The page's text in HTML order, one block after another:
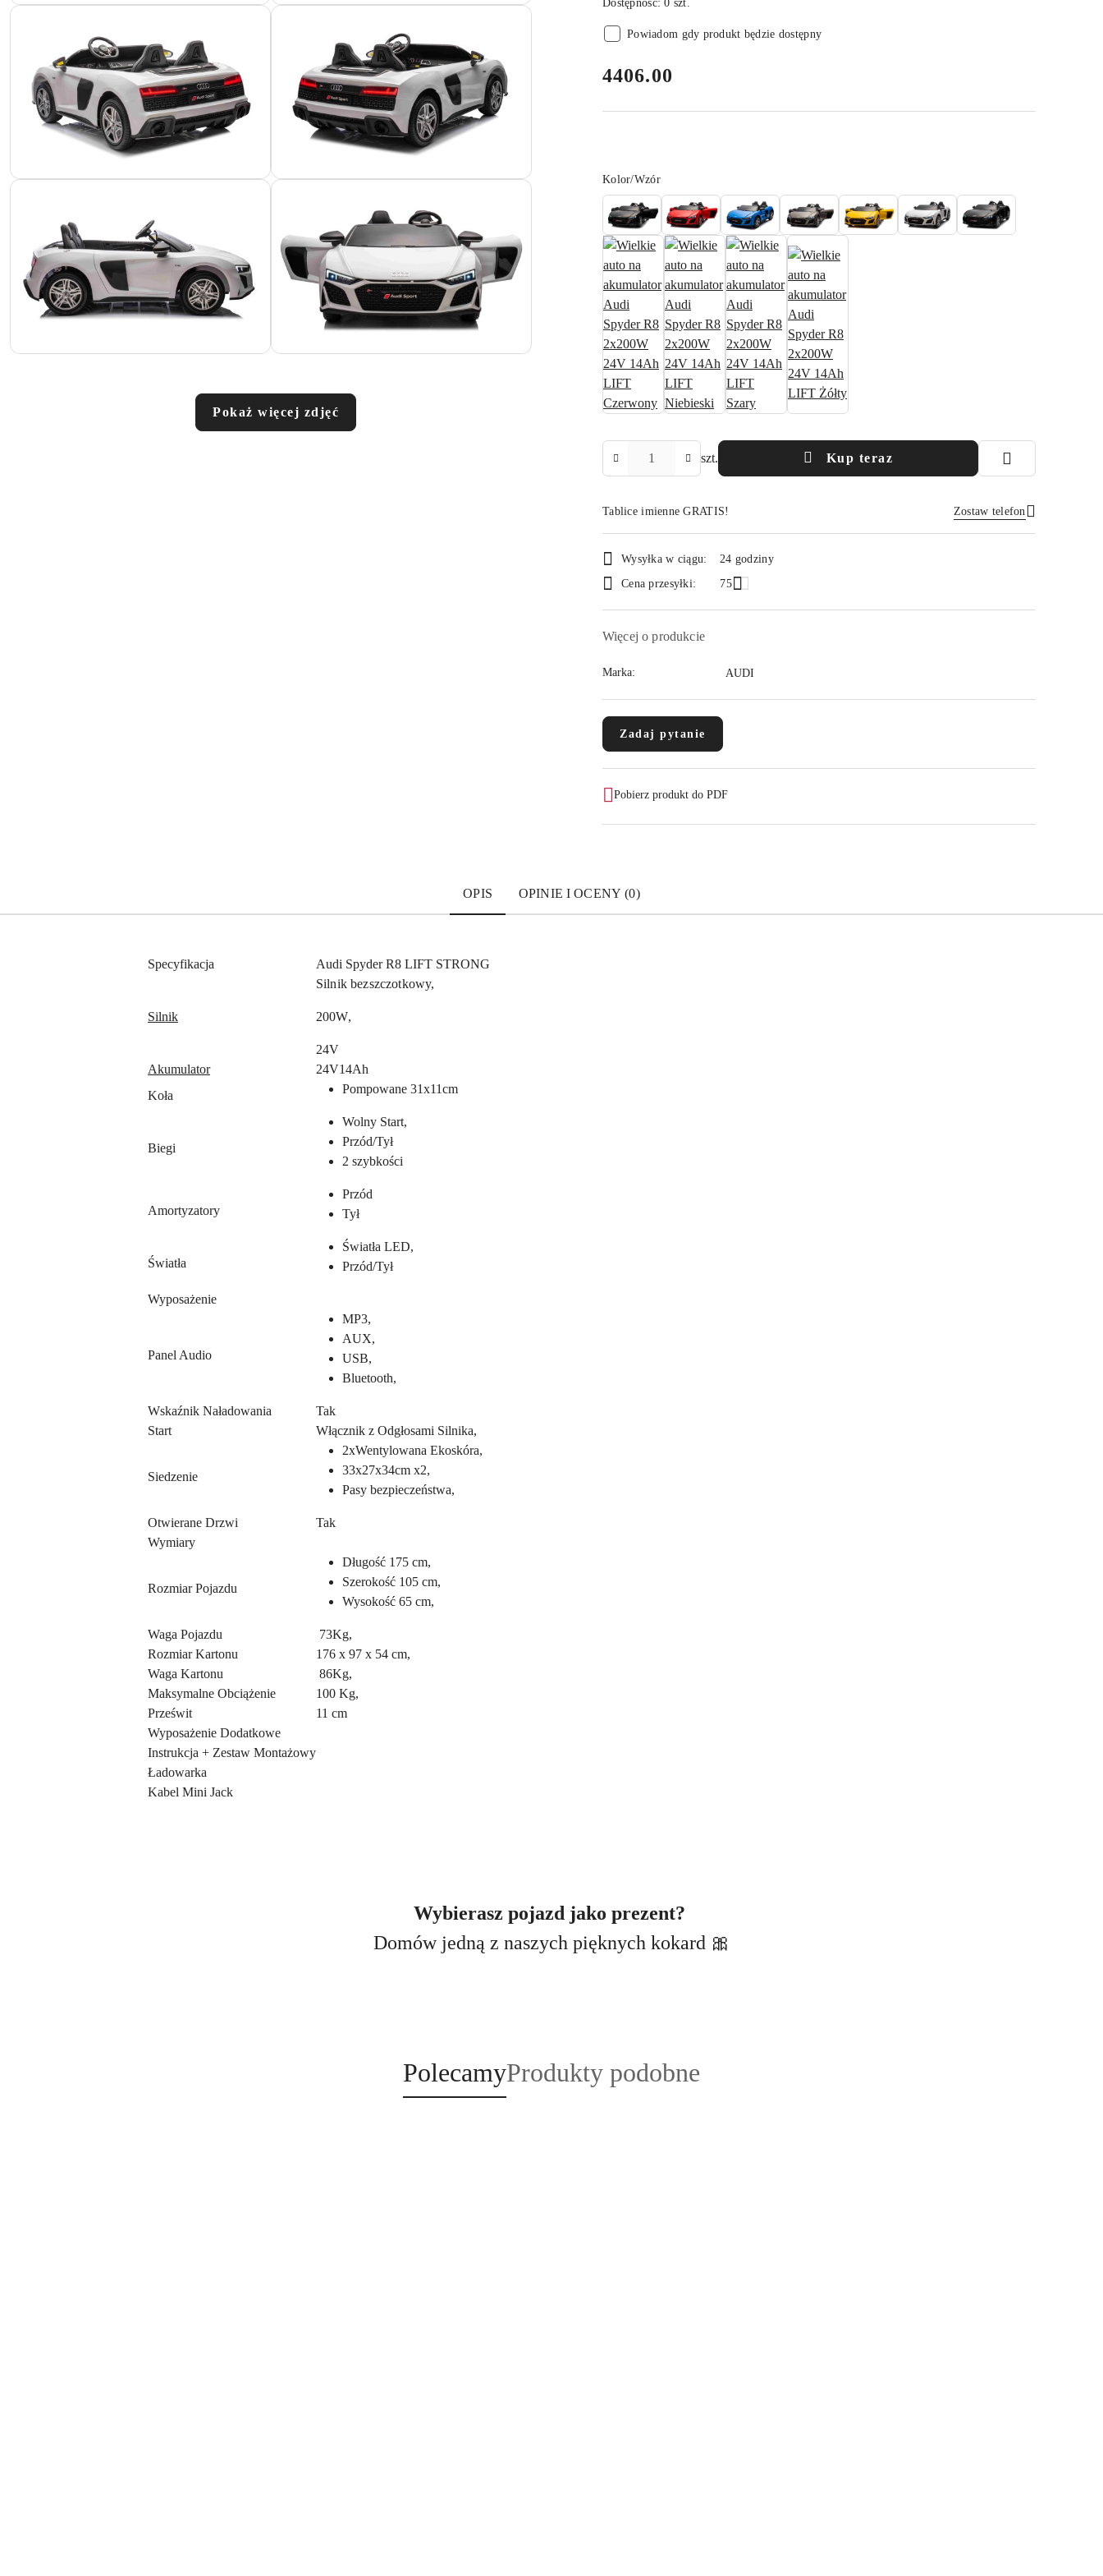
Pokaż więcej zdjęć
Dostępność:0 szt.
Powiadom gdy produkt będzie dostępny
cena:
4406.00
Wariant
Kolor/Wzór
szt. Kup teraz
Tablice imienne GRATIS! Zostaw telefon
Wyślij
Dostępność
i
Wysyłka w ciągu:
24 godziny
Cena przesyłki:
75
Więcej o produkcie
Marka: AUDI
Zadaj pytanie
Pobierz produkt do PDF
OPIS OPINIE I OCENY (0)
Specyfikacja Audi Spyder R8 LIFT STRONG
Silnik
Silnik bezszczotkowy,
200W,
24V
Akumulator
24V14Ah
Koła
Pompowane 31x11cm
Biegi
Wolny Start,
Przód/Tył
2 szybkości
Amortyzatory
Przód
Tył
Światła
Światła LED,
Przód/Tył
Wyposażenie
Panel Audio
MP3,
AUX,
USB,
Bluetooth,
Wskaźnik Naładowania
Tak
Start
Włącznik z Odgłosami Silnika,
Siedzenie
2xWentylowana Ekoskóra,
33x27x34cm x2,
Pasy bezpieczeństwa,
Otwierane Drzwi
Tak
Wymiary
Rozmiar Pojazdu
Długość 175 cm,
Szerokość 105 cm,
Wysokość 65 cm,
Waga Pojazdu
73Kg,
Rozmiar Kartonu
176 x 97 x 54 cm,
Waga Kartonu
86Kg,
Maksymalne Obciążenie
100 Kg,
Prześwit
11 cm
Wyposażenie Dodatkowe
Instrukcja + Zestaw Montażowy
Ładowarka
Kabel Mini Jack
Wybierasz pojazd jako prezent?
Domów jedną z naszych pięknych kokard 🎀
Produkty
o
PolecamyProdukty
o
Produkty podobne